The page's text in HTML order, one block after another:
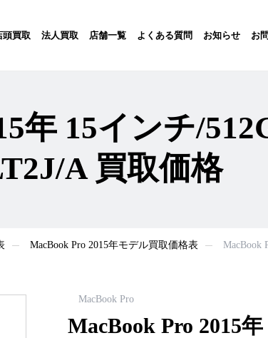
頭買取 法人買取 店舗一覧 よくある質問 お知らせ お
年 15インチ/
A 買取価格
MacBook Pro 2015年モデル買取価格表 MacBook
MacBook Pro
MacBook Pro 2015